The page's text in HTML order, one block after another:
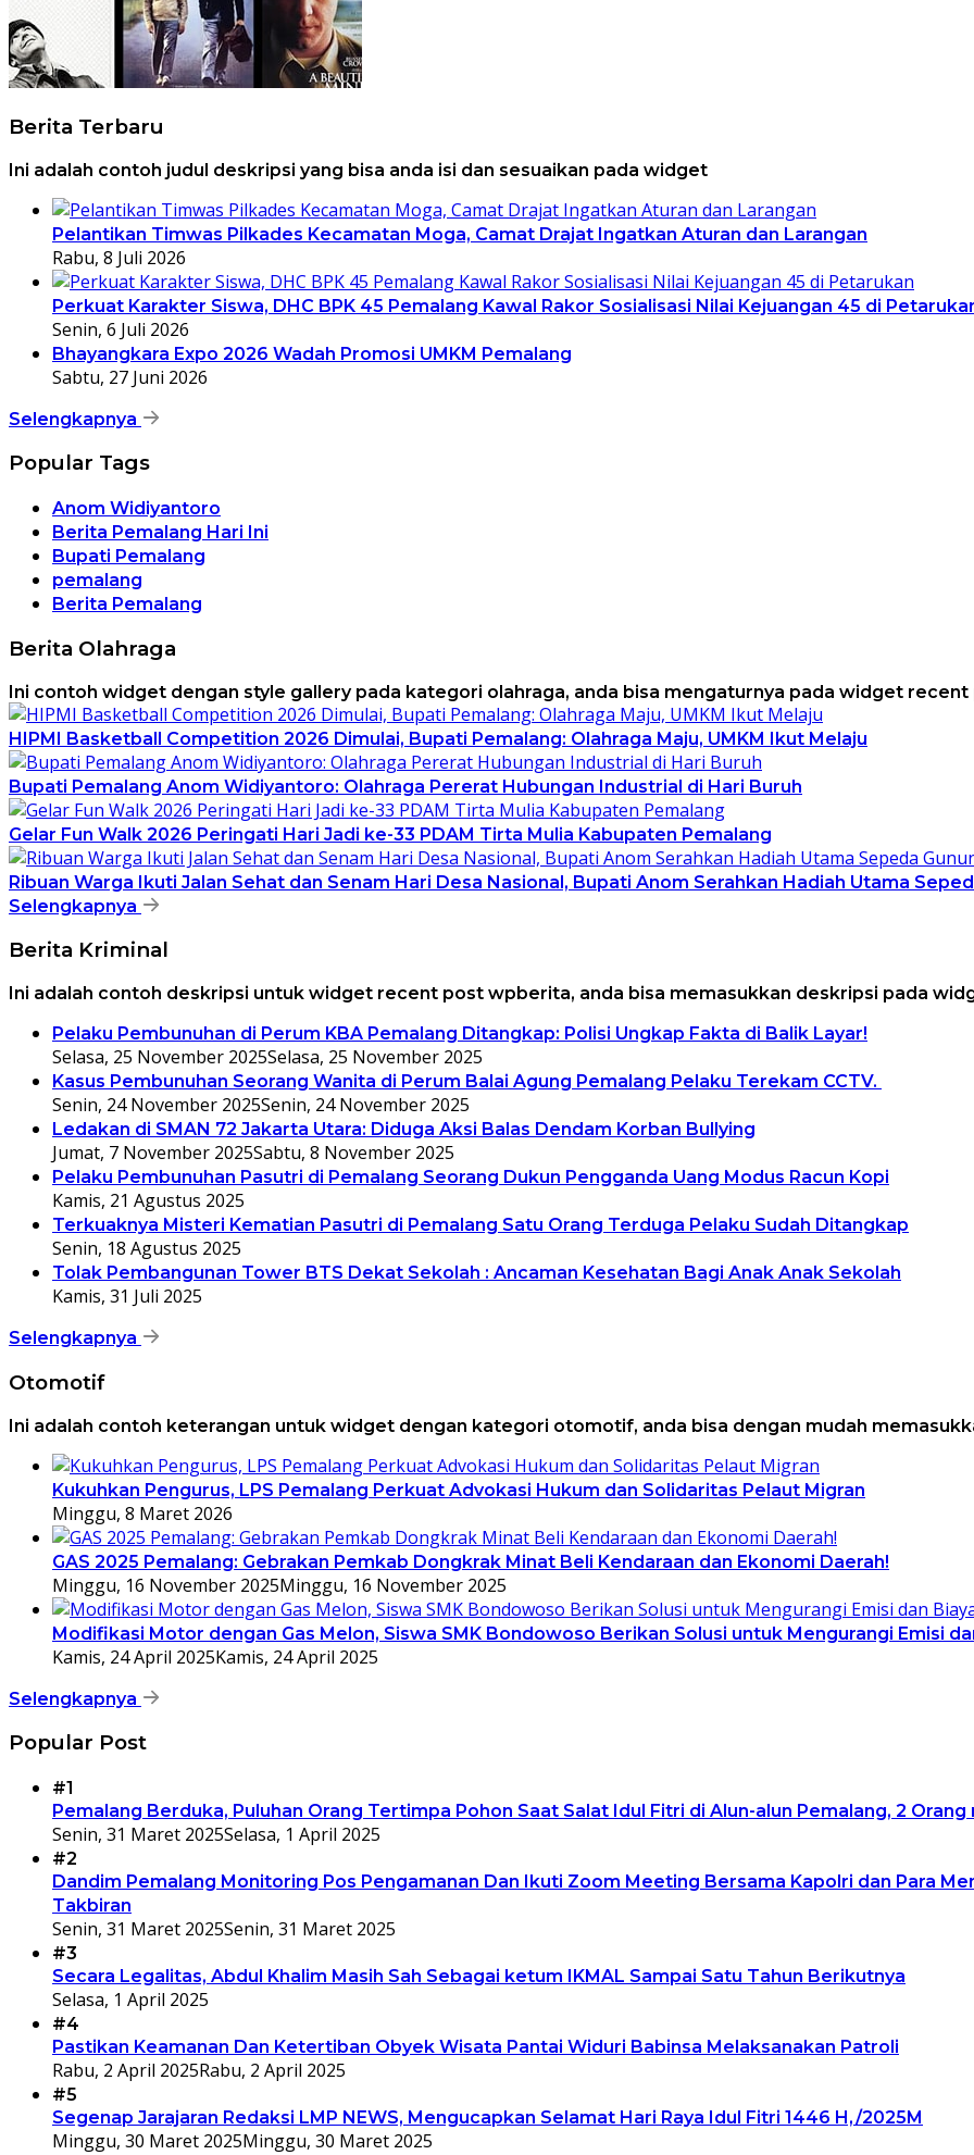
Berita Terbaru
Ini adalah contoh judul deskripsi yang bisa anda isi dan sesuaikan pada widget
Pelantikan Timwas Pilkades Kecamatan Moga, Camat Drajat Ingatkan Aturan dan Larangan
Rabu, 8 Juli 2026
Perkuat Karakter Siswa, DHC BPK 45 Pemalang Kawal Rakor Sosialisasi Nilai Kejuangan 45 di
Senin, 6 Juli 2026
Bhayangkara Expo 2026 Wadah Promosi UMKM Pemalang
Sabtu, 27 Juni 2026
Selengkapnya
Popular Tags
Anom Widiyantoro
Berita Pemalang Hari Ini
Bupati Pemalang
pemalang
Berita Pemalang
Berita Olahraga
Ini contoh widget dengan style gallery pada kategori olahraga, anda bisa mengaturnya pada widget
HIPMI Basketball Competition 2026 Dimulai, Bupati Pemalang: Olahraga Maju, UMKM Ikut Melaju
Bupati Pemalang Anom Widiyantoro: Olahraga Pererat Hubungan Industrial di Hari Buruh
Gelar Fun Walk 2026 Peringati Hari Jadi ke-33 PDAM Tirta Mulia Kabupaten Pemalang
Ribuan Warga Ikuti Jalan Sehat dan Senam Hari Desa Nasional, Bupati Anom Serahkan Hadiah Utama
Selengkapnya
Berita Kriminal
Ini adalah contoh deskripsi untuk widget recent post wpberita, anda bisa memasukkan deskripsi pada
Pelaku Pembunuhan di Perum KBA Pemalang Ditangkap: Polisi Ungkap Fakta di Balik Layar!
Selasa, 25 November 2025Selasa, 25 November 2025
Kasus Pembunuhan Seorang Wanita di Perum Balai Agung Pemalang Pelaku Terekam CCTV.
Senin, 24 November 2025Senin, 24 November 2025
Ledakan di SMAN 72 Jakarta Utara: Diduga Aksi Balas Dendam Korban Bullying
Jumat, 7 November 2025Sabtu, 8 November 2025
Pelaku Pembunuhan Pasutri di Pemalang Seorang Dukun Pengganda Uang Modus Racun Kopi
Kamis, 21 Agustus 2025
Terkuaknya Misteri Kematian Pasutri di Pemalang Satu Orang Terduga Pelaku Sudah Ditangkap
Senin, 18 Agustus 2025
Tolak Pembangunan Tower BTS Dekat Sekolah : Ancaman Kesehatan Bagi Anak Anak Sekolah
Kamis, 31 Juli 2025
Selengkapnya
Otomotif
Ini adalah contoh keterangan untuk widget dengan kategori otomotif, anda bisa dengan mudah
Kukuhkan Pengurus, LPS Pemalang Perkuat Advokasi Hukum dan Solidaritas Pelaut Migran
Minggu, 8 Maret 2026
GAS 2025 Pemalang: Gebrakan Pemkab Dongkrak Minat Beli Kendaraan dan Ekonomi Daerah!
Minggu, 16 November 2025Minggu, 16 November 2025
Modifikasi Motor dengan Gas Melon, Siswa SMK Bondowoso Berikan Solusi untuk Mengurangi Emisi
Kamis, 24 April 2025Kamis, 24 April 2025
Selengkapnya
Popular Post
#1
Pemalang Berduka, Puluhan Orang Tertimpa Pohon Saat Salat Idul Fitri di Alun-alun Pemalang, 2
Senin, 31 Maret 2025Selasa, 1 April 2025
#2
Dandim Pemalang Monitoring Pos Pengamanan Dan Ikuti Zoom Meeting Bersama Kapolri dan Para
Takbiran
Senin, 31 Maret 2025Senin, 31 Maret 2025
#3
Secara Legalitas, Abdul Khalim Masih Sah Sebagai ketum IKMAL Sampai Satu Tahun Berikutnya
Selasa, 1 April 2025
#4
Pastikan Keamanan Dan Ketertiban Obyek Wisata Pantai Widuri Babinsa Melaksanakan Patroli
Rabu, 2 April 2025Rabu, 2 April 2025
#5
Segenap Jarajaran Redaksi LMP NEWS, Mengucapkan Selamat Hari Raya Idul Fitri 1446 H,/2025M
Minggu, 30 Maret 2025Minggu, 30 Maret 2025